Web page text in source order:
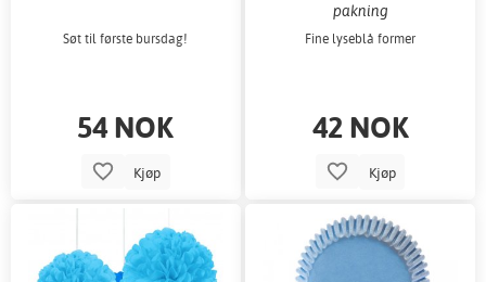
Søt til første bursdag!
54 NOK
Kjøp
pakning
Fine lyseblå former
42 NOK
Kjøp